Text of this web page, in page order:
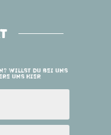
Willst du bei uns
uns hier